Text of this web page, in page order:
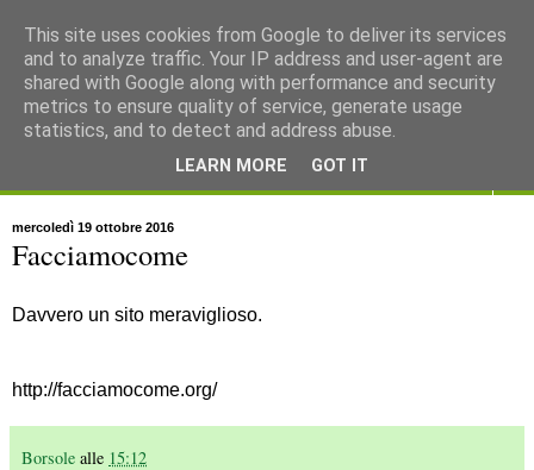
mercoledì 19 ottobre 2016
Facciamocome
Davvero un sito meraviglioso.
http://facciamocome.org/
Borsole alle 15:12
This site uses cookies from Google to deliver its services
and to analyze traffic. Your IP address and user-agent are
shared with Google along with performance and security
metrics to ensure quality of service, generate usage
statistics, and to detect and address abuse.
LEARN MORE GOT IT